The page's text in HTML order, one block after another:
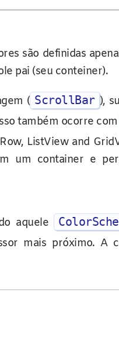
são definidas
pai (seu conteiner).
( ScrollBar ),
também ocorre com
ListView and
um container e
aquele
mais próximo. A